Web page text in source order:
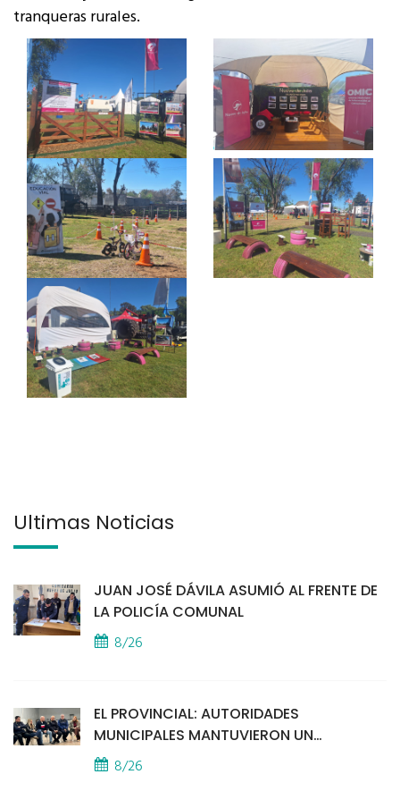
tranqueras rurales.
Últimas Noticias
JUAN JOSÉ DÁVILA ASUMIÓ AL FRENTE DE
LA POLICÍA COMUNAL
8/26
EL PROVINCIAL: AUTORIDADES
MUNICIPALES MANTUVIERON UN
ENCUENTRO CON VECINOS POR LA
SEGURIDAD
8/26